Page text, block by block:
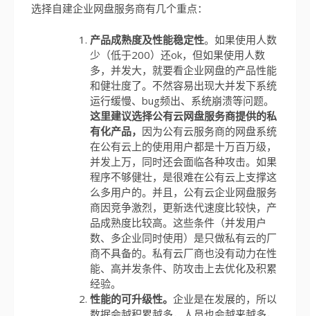
选择自建企业网盘服务商有几个重点：
产品成熟度及性能稳定性。如果使用人数
少（低于200）还ok，但如果使用人数
多，并发大，就要看企业网盘的产品性能
和健壮度了。不然容易出现大并发下系统
运行缓慢、bug频出、系统崩溃等问题。
这里建议选择公有云网盘服务商提供的私
有化产品， 因为公有云服务商的网盘系统
在公有云上的使用用户都是十万百万级，
并发上万，同时还会面临各种攻击。如果
程序不够健壮，是很难在公有云上支撑这
么多用户的。并且，公有云企业网盘服务
商因竞争激烈，更新迭代速度比较快，产
品成熟度比较高。这些条件（并发用户
数、多企业同时使用）是只做私有云的厂
商不具备的。私有云厂商也没有动力在性
能、高并发条件、防攻击上去优化及积累
经验。
性能的可升级性。 企业是在发展的，所以